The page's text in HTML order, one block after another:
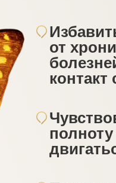
от
контакт